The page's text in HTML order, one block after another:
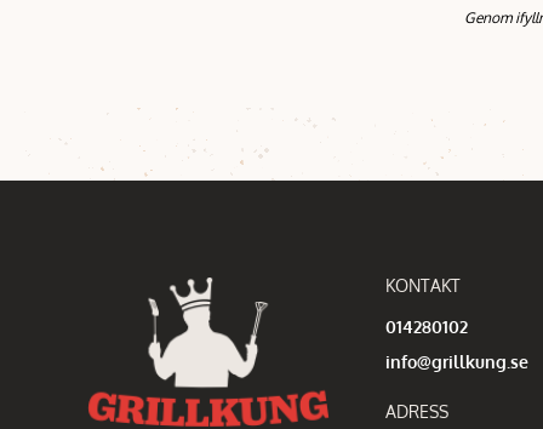
Genom
KONTAKT
014280102
info@grillkung.se
ADRESS